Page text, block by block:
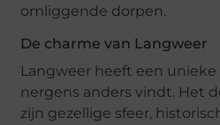
omliggende dorpen.
De charme van Langweer
Langweer heeft een unieke
nergens anders vindt. Het
zijn gezellige sfeer,